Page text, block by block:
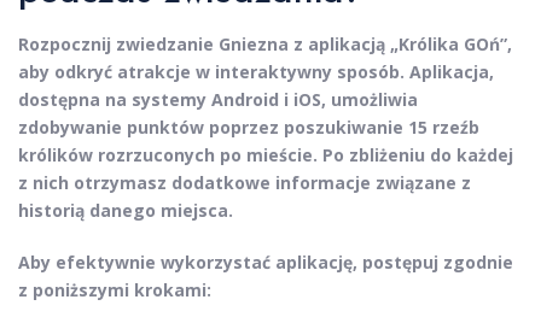
Rozpocznij zwiedzanie Gniezna z aplikacją „Królika GOń”,
aby odkryć atrakcje w interaktywny sposób. Aplikacja,
dostępna na systemy Android i iOS, umożliwia
zdobywanie punktów poprzez poszukiwanie 15 rzeźb
królików rozrzuconych po mieście. Po zbliżeniu do każdej
z nich otrzymasz dodatkowe informacje związane z
historią danego miejsca.
Aby efektywnie wykorzystać aplikację, postępuj zgodnie
z poniższymi krokami: